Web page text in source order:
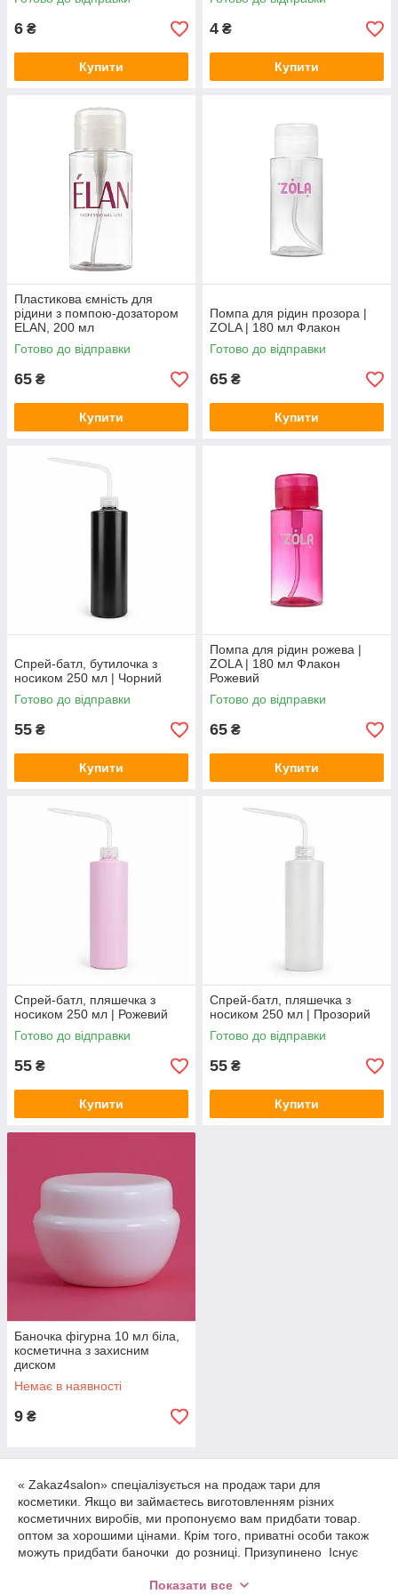
6 ₴
Купити
4 ₴
Купити
Пластикова ємність для
рідини з помпою-дозатором
ELAN, 200 мл
Готово до відправки
65 ₴
Купити
Помпа для рідин прозора |
ZOLA | 180 мл Флакон
Готово до відправки
65 ₴
Купити
Спрей-батл, бутилочка з
носиком 250 мл | Чорний
Готово до відправки
55 ₴
Купити
Помпа для рідин рожева |
ZOLA | 180 мл Флакон
Рожевий
Готово до відправки
65 ₴
Купити
Спрей-батл, пляшечка з
носиком 250 мл | Рожевий
Готово до відправки
55 ₴
Купити
Спрей-батл, пляшечка з
носиком 250 мл | Прозорий
Готово до відправки
55 ₴
Купити
Баночка фігурна 10 мл біла,
косметична з захисним
диском
Немає в наявності
9 ₴
« Zakaz4salon» спеціалізується на продаж тари для
косметики. Якщо ви займаєтесь виготовленням різних
косметичних виробів, ми пропонуємо вам придбати товар.
оптом за хорошими цінами. Крім того, приватні особи також
можуть придбати баночки до розниці. Призупинено Існує
використовують для зберігання різних косметичних
Показати все